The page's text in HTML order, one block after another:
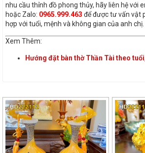
nhu cầu thỉnh đồ phong thủy, hãy liên hệ với
hoặc Zalo: 0965.999.463 để được tư vấn vật
hợp với tuổi, mệnh và không gian của anh chị.
Xem Thêm:
Hướng đặt bàn thờ Thần Tài theo